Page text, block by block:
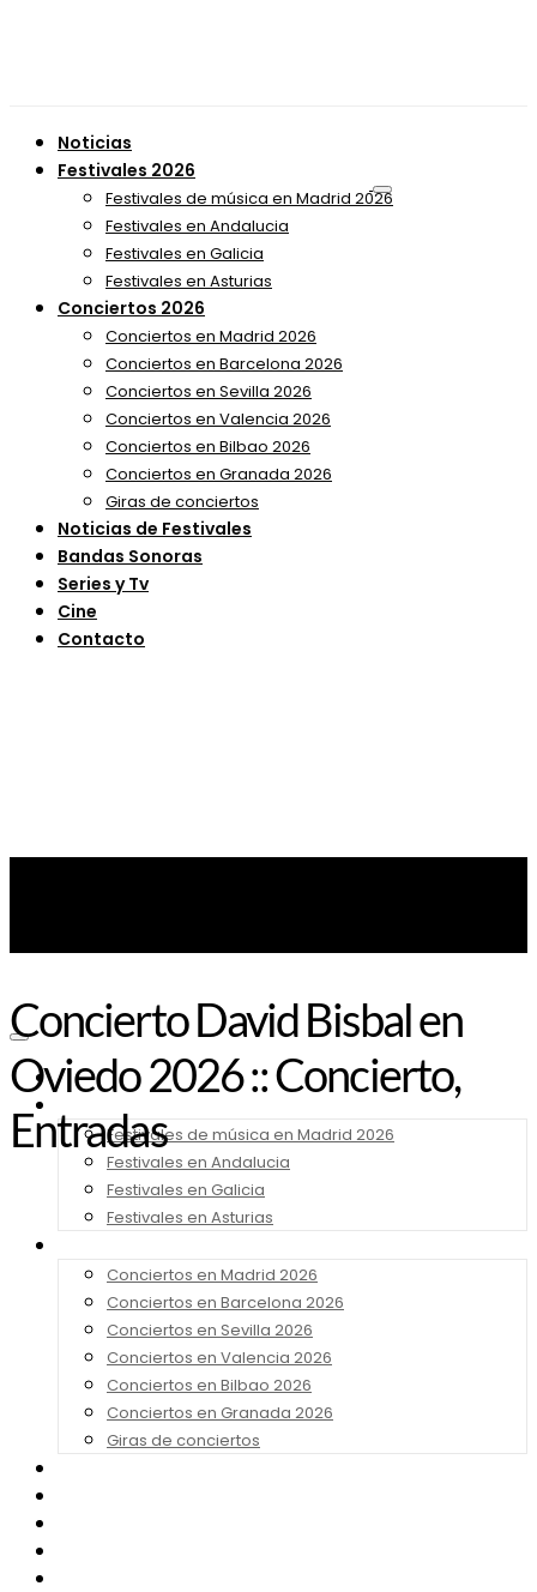
Noticias
Festivales 2026
Festivales de música en Madrid 2026
Festivales en Andalucia
Festivales en Galicia
Festivales en Asturias
Conciertos 2026
Conciertos en Madrid 2026
Conciertos en Barcelona 2026
Conciertos en Sevilla 2026
Conciertos en Valencia 2026
Conciertos en Bilbao 2026
Conciertos en Granada 2026
Giras de conciertos
Noticias de Festivales
Bandas Sonoras
Series y Tv
Cine
Contacto
Noticias
Festivales de música en Madrid 2026
Festivales en Andalucia
Festivales en Galicia
Festivales en Asturias
Conciertos en Madrid 2026
Conciertos en Barcelona 2026
Conciertos en Sevilla 2026
Conciertos en Valencia 2026
Conciertos en Bilbao 2026
Conciertos en Granada 2026
Giras de conciertos
Concierto David Bisbal en
Oviedo 2026 :: Concierto,
Entradas